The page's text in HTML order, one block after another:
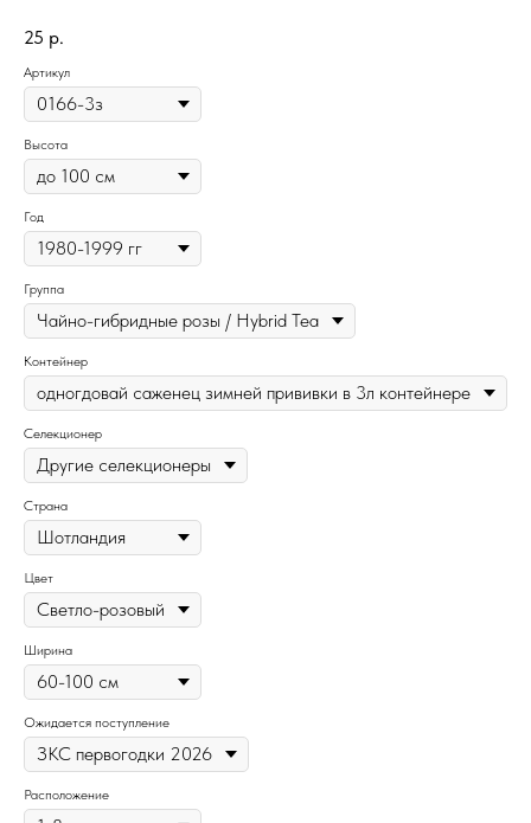
25 р.
Артикул
Высота
Год
Группа
Контейнер
Селекционер
Страна
Цвет
Ширина
Ожидается поступление
Расположение